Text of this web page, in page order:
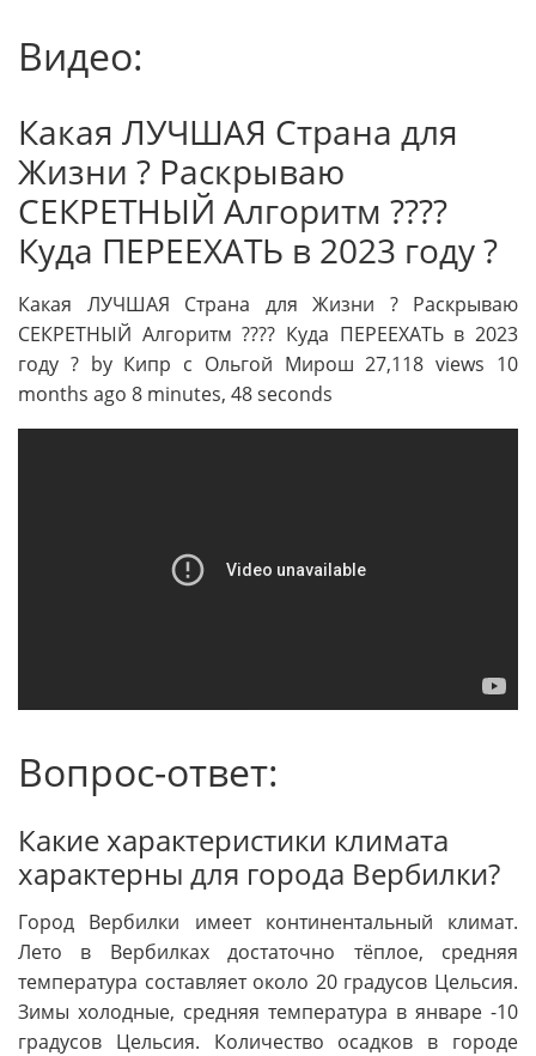
Видео:
Какая ЛУЧШАЯ Страна для
Жизни ? Раскрываю
СЕКРЕТНЫЙ Алгоритм ????
Куда ПЕРЕЕХАТЬ в 2023 году ?
Какая ЛУЧШАЯ Страна для Жизни ? Раскрываю
СЕКРЕТНЫЙ Алгоритм ???? Куда ПЕРЕЕХАТЬ в 2023
году ? by Кипр с Ольгой Мирош 27,118 views 10
months ago 8 minutes, 48 seconds
Вопрос-ответ:
Какие характеристики климата
характерны для города Вербилки?
Город Вербилки имеет континентальный климат.
Лето в Вербилках достаточно тёплое, средняя
температура составляет около 20 градусов Цельсия.
Зимы холодные, средняя температура в январе -10
градусов Цельсия. Количество осадков в городе